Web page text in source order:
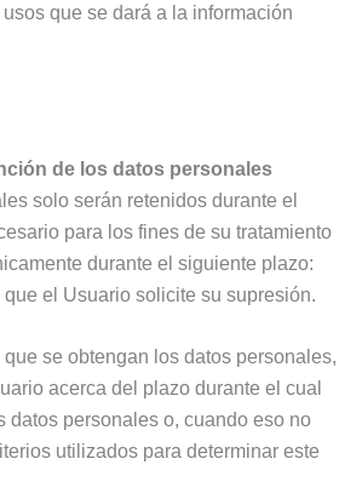
que se dará a la información
de los datos personales
solo serán retenidos durante el
para los fines de su tratamiento
durante el siguiente plazo:
que el Usuario solicite su supresión.
que se obtengan los datos personales,
acerca del plazo durante el cual
datos personales o, cuando eso no
utilizados para determinar este